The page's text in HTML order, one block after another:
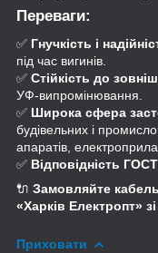
Переваги:
✅ Гнучкість і
під час вигинів.
✅ Стійкість до
УФ-випромінювання.
✅ Широка сфера
будівельних і
апаратів,
✅ Відповідність
🔌 Замовляйте кабель
«Харків Електропт»
Приховати